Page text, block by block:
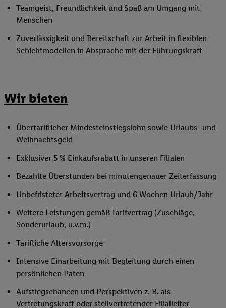
Teamgeist, Freundlichkeit und Spaß am Umgang mit
Menschen
Zuverlässigkeit und Bereitschaft zur Arbeit in flexiblen
Schichtmodellen in Absprache mit der Führungskraft
Wir bieten
Übertariflicher Mindesteinstiegslohn sowie Urlaubs- und
Weihnachtsgeld
Exklusiver 5 % Einkaufsrabatt in unseren Filialen
Bezahlte Überstunden bei minutengenauer Zeiterfassung
Unbefristeter Arbeitsvertrag und 6 Wochen Urlaub/Jahr
Weitere Leistungen gemäß Tarifvertrag (Zuschläge,
Sonderurlaub, u.v.m.)
Tarifliche Altersvorsorge
Intensive Einarbeitung mit Begleitung durch einen
persönlichen Paten
Aufstiegschancen und Perspektiven z. B. als
Vertretungskraft oder stellvertretender Filialleiter